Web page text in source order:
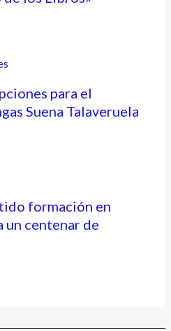
para el
Suena Talaveruela
formación en
un centenar de